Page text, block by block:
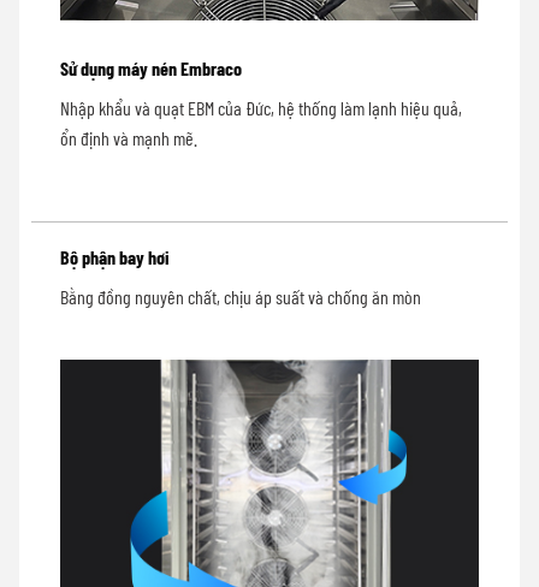
Sử dụng máy nén Embraco
Nhập khẩu và quạt EBM của Đức, hệ thống làm lạnh hiệu quả,
ổn định và mạnh mẽ.
Bộ phận bay hơi
Bằng đồng nguyên chất, chịu áp suất và chống ăn mòn